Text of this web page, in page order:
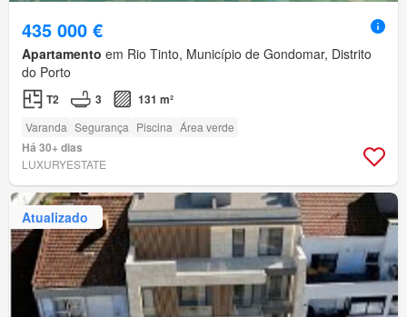
435 000 €
Apartamento em Rio Tinto, Município de Gondomar, Distrito
do Porto
T2 3 131 m²
Varanda Segurança Piscina Área verde
Há 30+ dias
LUXURYESTATE
Atualizado